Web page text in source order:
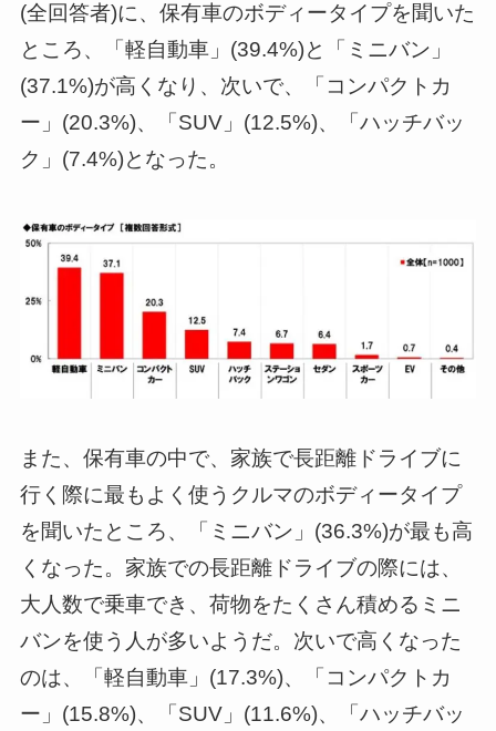
(全回答者)に、保有車のボディータイプを聞いた
ところ、「軽自動車」(39.4%)と「ミニバン」
(37.1%)が高くなり、次いで、「コンパクトカ
ー」(20.3%)、「SUV」(12.5%)、「ハッチバッ
ク」(7.4%)となった。
また、保有車の中で、家族で長距離ドライブに
行く際に最もよく使うクルマのボディータイプ
を聞いたところ、「ミニバン」(36.3%)が最も高
くなった。家族での長距離ドライブの際には、
大人数で乗車でき、荷物をたくさん積めるミニ
バンを使う人が多いようだ。次いで高くなった
のは、「軽自動車」(17.3%)、「コンパクトカ
ー」(15.8%)、「SUV」(11.6%)、「ハッチバッ